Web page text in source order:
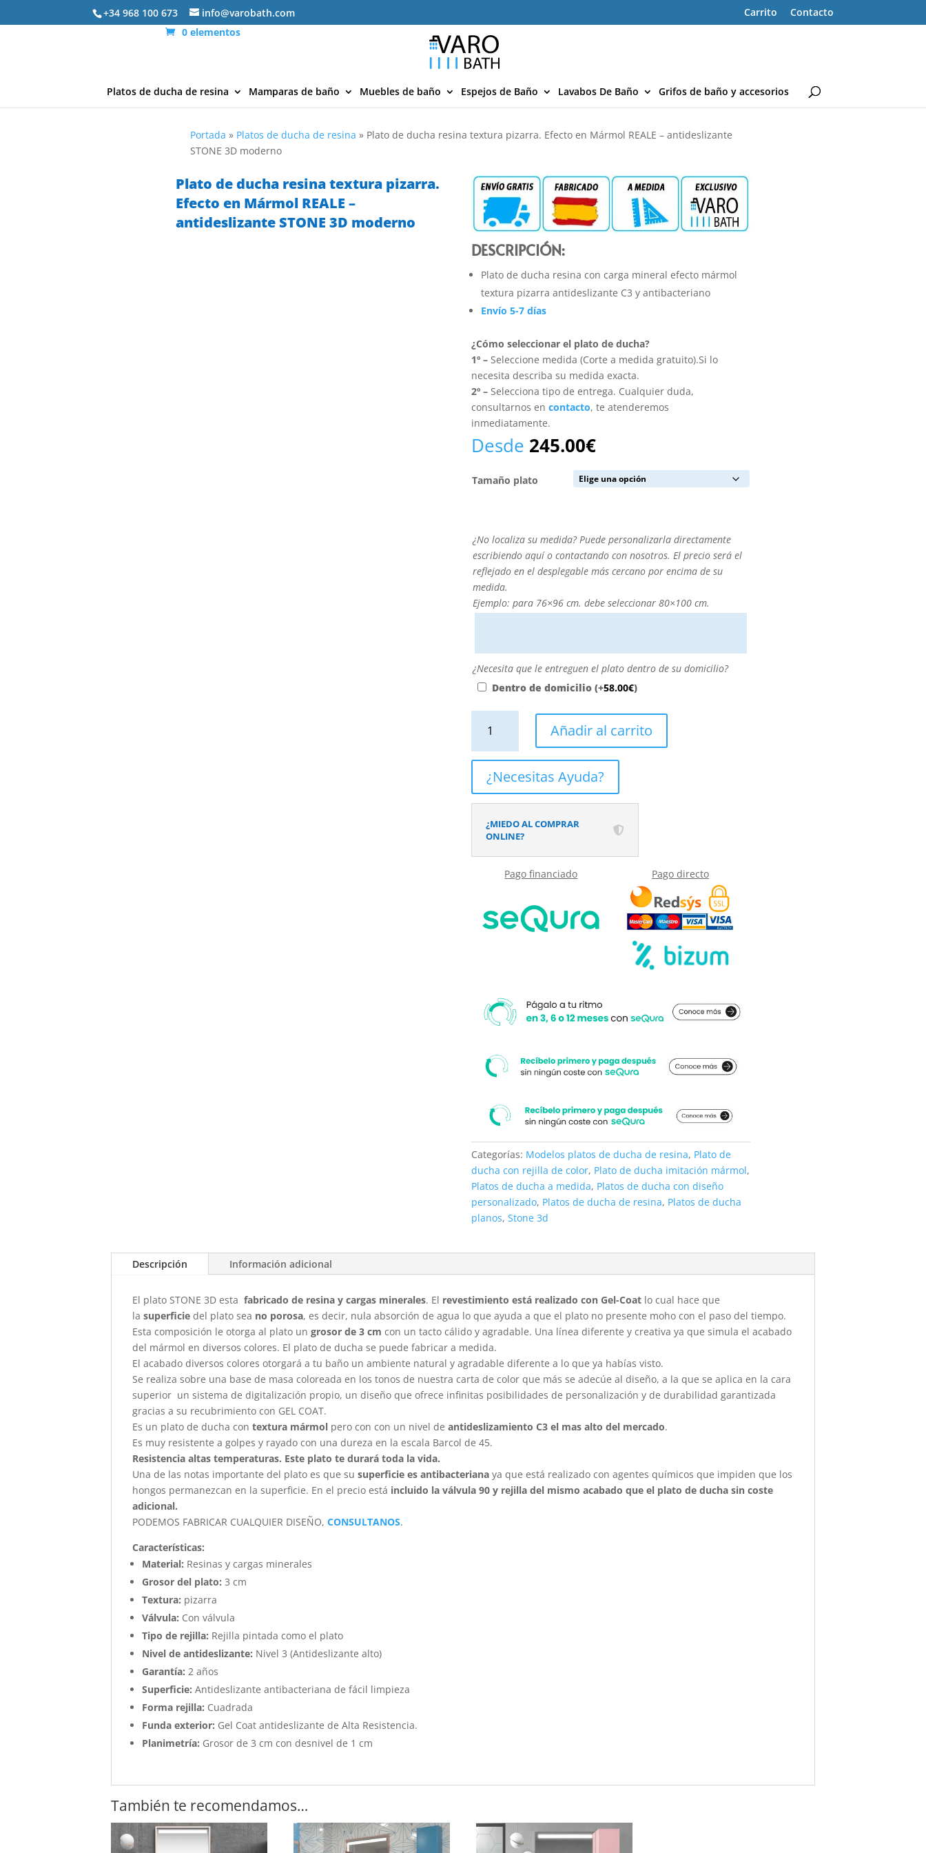
+34 968 100 673 info@varobath.com Carrito
Contacto
0 elementos
Platos de ducha de resina Mamparas de baño Muebles de baño Espejos de Baño Lavabos De Baño Grifos de baño y accesorios
Portada » Platos de ducha de resina » Plato de ducha resina textura pizarra. Efecto en Mármol REALE – antideslizante
STONE 3D moderno
Plato de ducha resina textura pizarra.
Efecto en Mármol REALE –
antideslizante STONE 3D moderno
DESCRIPCIÓN:
Plato de ducha resina con carga mineral efecto mármol
textura pizarra antideslizante C3 y antibacteriano
Envío 5-7 días
¿Cómo seleccionar el plato de ducha?
1º – Seleccione medida (Corte a medida gratuito).Si lo
necesita describa su medida exacta.
2º – Selecciona tipo de entrega. Cualquier duda,
consultarnos encontacto, te atenderemos
inmediatamente.
Desde 245.00€
Tamaño plato
¿No
localiza
su
medida?
Puede
escribiendo
aquí
o
con
nosotros.
precio
será
el
desplegable
su
¿No localiza su medida? Puede personalizarla directamente
escribiendo aquí o contactando con nosotros. El precio será el
reflejado en el desplegable más cercano por encima de su
medida.
Ejemplo: para 76×96 cm. debe seleccionar 80×100 cm.
¿Necesita
que
dentro
su
¿Necesita que le entreguen el plato dentro de su domicilio?
Dentro de domicilio(+58.00€)
ducha
resina
textura
pizarra.
REALE
STONE
3D
Añadir al carrito
¿Necesitas Ayuda?
¿MIEDO AL COMPRAR
ONLINE?
Pago financiado Pago directo
Categorías: Modelos platos de ducha de resina, Plato de
ducha con rejilla de color, Plato de ducha imitación mármol,
Platos de ducha a medida, Platos de ducha con diseño
personalizado, Platos de ducha de resina, Platos de ducha
planos,Stone 3d
Descripción Información adicional
El plato STONE 3D estafabricado de resina y cargas minerales. El revestimiento está realizado con Gel-Coat lo cual hace que
lasuperficiedel plato sea no porosa, es decir, nula absorción de agua lo que ayuda a que el plato no presente moho con el paso del tiempo.
Esta composición le otorga al plato un grosor de 3 cm con un tacto cálido y agradable. Una línea diferente y creativa ya que simula el acabado
del mármol en diversos colores. El plato de ducha se puede fabricar a medida.
El acabado diversos colores otorgará a tu baño un ambiente natural y agradable diferente a lo que ya habías visto.
Se realiza sobre una base de masa coloreada en los tonos de nuestra carta de color que más se adecúe al diseño, a la que se aplica en la cara
superior un sistema de digitalización propio, un diseño que ofrece infinitas posibilidades de personalización y de durabilidad garantizada
gracias a su recubrimiento con GEL COAT.
Es un plato de ducha con textura mármol pero con con un nivel deantideslizamiento C3 el mas alto del mercado.
Es muy resistente a golpes y rayado con una dureza en la escala Barcol de 45.
Resistencia altas temperaturas. Este plato te durará toda la vida.
Una de las notas importante del plato es que susuperficie es antibacterianaya que está realizado con agentes químicos que impiden que los
hongos permanezcan en la superficie. En el precio está incluido la válvula 90 y rejilla del mismo acabado que el plato de ducha sin coste
adicional.
PODEMOS FABRICAR CUALQUIER DISEÑO,CONSULTANOS.
Características:
Material: Resinas y cargas minerales
Grosor del plato: 3 cm
Textura: pizarra
Válvula: Con válvula
Tipo de rejilla: Rejilla pintada como el plato
Nivel de antideslizante: Nivel 3 (Antideslizante alto)
Garantía: 2 años
Superficie: Antideslizante antibacteriana de fácil limpieza
Forma rejilla: Cuadrada
Funda exterior: Gel Coat antideslizante de Alta Resistencia.
Planimetría: Grosor de 3 cm con desnivel de 1 cm
También te recomendamos…